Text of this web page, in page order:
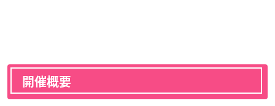
開催概要